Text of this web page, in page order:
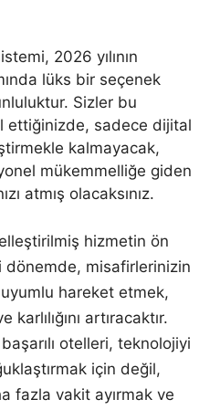
2026 yılının
lüks bir seçenek
Sizler bu
ettiğinizde, sadece dijital
kalmayacak,
mükemmelliğe giden
atmış olacaksınız.
hizmetin ön
misafirlerinizin
hareket etmek,
artıracaktır.
otelleri, teknolojiyi
için değil,
fazla vakit ayırmak ve